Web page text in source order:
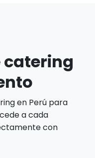
catering
en Perú para
a cada
con